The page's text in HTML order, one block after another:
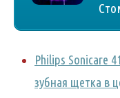
Philips Sonicare
зубная щетка в